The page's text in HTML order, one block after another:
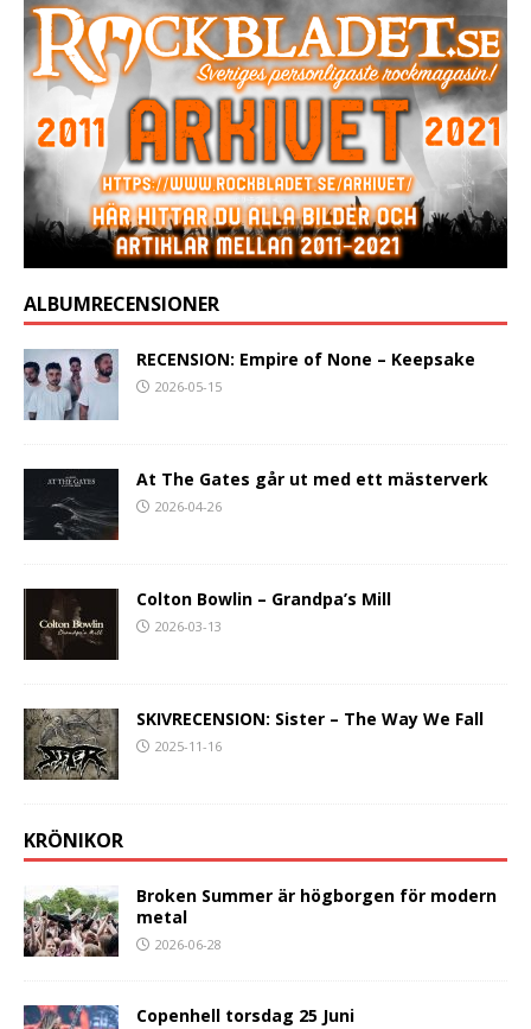
ALBUMRECENSIONER
RECENSION: Empire of None – Keepsake
2026-05-15
At The Gates går ut med ett mästerverk
2026-04-26
Colton Bowlin – Grandpa’s Mill
2026-03-13
SKIVRECENSION: Sister – The Way We Fall
2025-11-16
KRÖNIKOR
Broken Summer är högborgen för modern
metal
2026-06-28
Copenhell torsdag 25 Juni